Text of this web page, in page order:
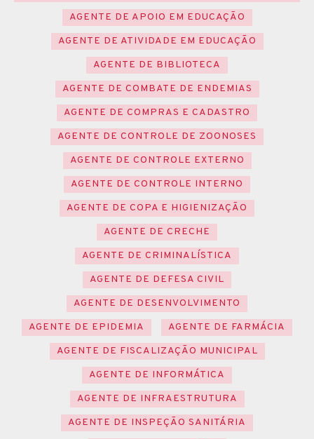
AGENTE DE APOIO EM EDUCAÇÃO
AGENTE DE ATIVIDADE EM EDUCAÇÃO
AGENTE DE BIBLIOTECA
AGENTE DE COMBATE DE ENDEMIAS
AGENTE DE COMPRAS E CADASTRO
AGENTE DE CONTROLE DE ZOONOSES
AGENTE DE CONTROLE EXTERNO
AGENTE DE CONTROLE INTERNO
AGENTE DE COPA E HIGIENIZAÇÃO
AGENTE DE CRECHE
AGENTE DE CRIMINALÍSTICA
AGENTE DE DEFESA CIVIL
AGENTE DE DESENVOLVIMENTO
AGENTE DE EPIDEMIA
AGENTE DE FARMÁCIA
AGENTE DE FISCALIZAÇÃO MUNICIPAL
AGENTE DE INFORMÁTICA
AGENTE DE INFRAESTRUTURA
AGENTE DE INSPEÇÃO SANITÁRIA